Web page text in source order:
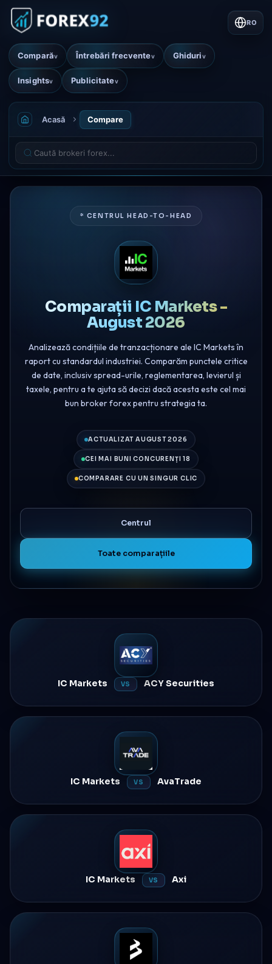
Comparăv Întrebări frecventev Ghiduriv
Insightsv Publicitatev
RO
Acasă Compare
* CENTRUL HEAD-TO-HEAD
Comparații IC Markets -
August 2026
Analizează condițiile de tranzacționare ale IC Markets în
raport cu standardul industriei. Comparăm punctele critice
de date, inclusiv spread-urile, reglementarea, levierul și
taxele, pentru a te ajuta să decizi dacă acesta este cel mai
bun broker forex pentru strategia ta.
ACTUALIZAT AUGUST 2026
CEI MAI BUNI CONCURENȚI 18
COMPARARE CU UN SINGUR CLIC
Centrul
Toate comparațiile
IC Markets VS ACY Securities
IC Markets VS AvaTrade
IC Markets VS Axi